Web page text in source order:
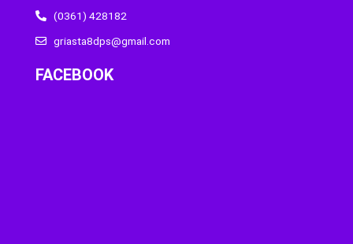
(0361) 428182
griasta8dps@gmail.com
FACEBOOK